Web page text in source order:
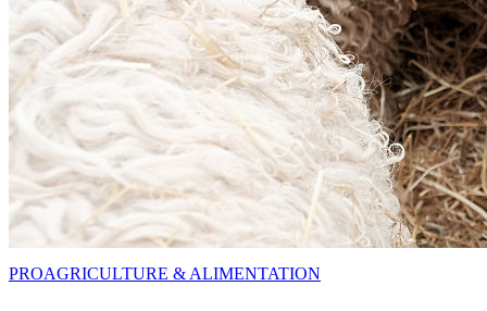
PROAGRICULTURE & ALIMENTATION